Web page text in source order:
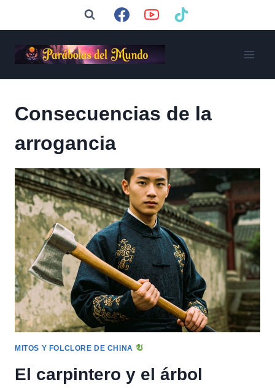
Consecuencias de la
arrogancia
MITOS Y FOLCLORE DE CHINA
El carpintero y el árbol